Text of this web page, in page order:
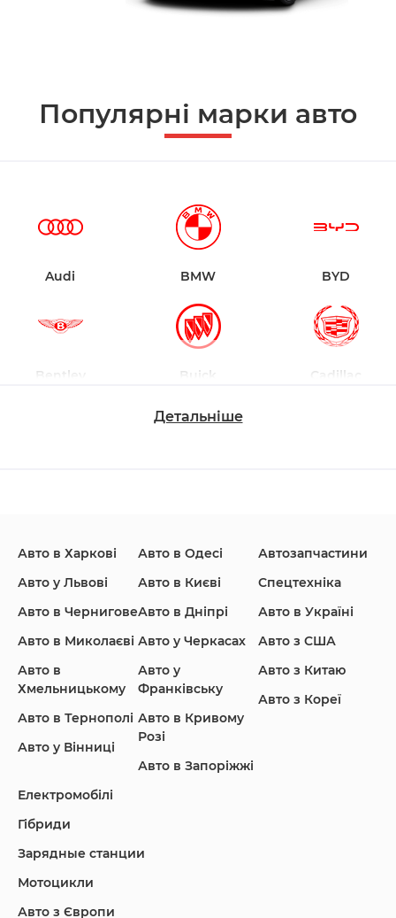
Популярні марки авто
Audi BMW BYD
Bentley Buick Cadillac
Honda Hyundai
Infiniti Jaguar Jeep
Land Rover
Детальніше
Авто в Харкові
Авто у Львові
Авто в Чернигове
Авто в Миколаєві
Авто в
Хмельницькому
Авто в Тернополі
Авто у Вінниці
Авто в Одесі
Авто в Києві
Авто в Дніпрі
Авто у Черкасах
Авто у
Франківську
Авто в Кривому
Розі
Авто в Запоріжжі
Автозапчастини
Спецтехніка
Авто в Україні
Авто з США
Авто з Китаю
Авто з Кореї
Електромобілі
Гібриди
Зарядные станции
Мотоцикли
Авто з Європи